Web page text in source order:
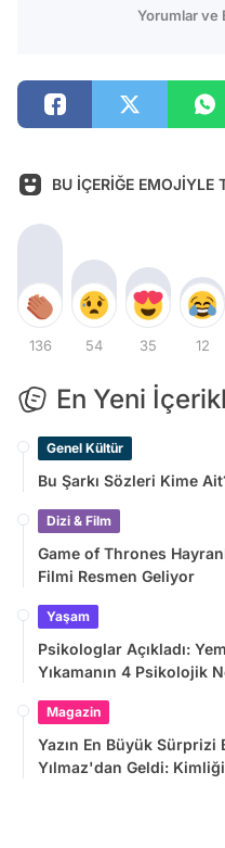
Yorumlar ve
BU İÇERİĞE EMOJİYLE
136 54 35 12
En Yeni
Genel Kültür
Bu Şarkı Sözleri Kime
Dizi & Film
Game of Thrones
Filmi Resmen Geliyor
Yaşam
Psikologlar Açıkladı:
Yıkamanın 4 Psikolojik
Magazin
Yazın En Büyük Sürprizi
Yılmaz'dan Geldi: